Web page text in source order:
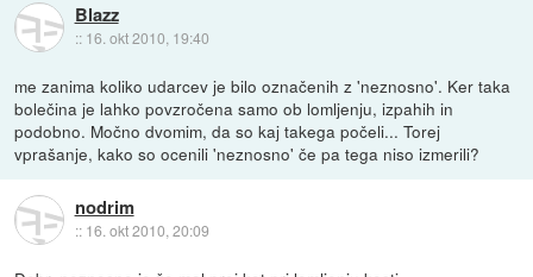
Blazz
:: 16. okt 2010, 19:40
me zanima koliko udarcev je bilo označenih z 'neznosno'. Ker taka
bolečina je lahko povzročena samo ob lomljenju, izpahih in
podobno. Močno dvomim, da so kaj takega počeli... Torej
vprašanje, kako so ocenili 'neznosno' če pa tega niso izmerili?
nodrim
:: 16. okt 2010, 20:09